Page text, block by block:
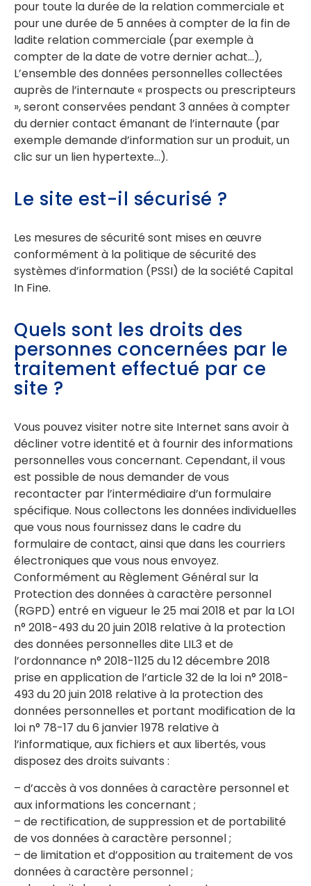
pour toute la durée de la relation commerciale et
pour une durée de 5 années à compter de la fin de
ladite relation commerciale (par exemple à
compter de la date de votre dernier achat…),
L’ensemble des données personnelles collectées
auprès de l’internaute « prospects ou prescripteurs
», seront conservées pendant 3 années à compter
du dernier contact émanant de l’internaute (par
exemple demande d’information sur un produit, un
clic sur un lien hypertexte…).
Le site est-il sécurisé ?
Les mesures de sécurité sont mises en œuvre
conformément à la politique de sécurité des
systèmes d’information (PSSI) de la société Capital
In Fine.
Quels sont les droits des
personnes concernées par le
traitement effectué par ce
site ?
Vous pouvez visiter notre site Internet sans avoir à
décliner votre identité et à fournir des informations
personnelles vous concernant. Cependant, il vous
est possible de nous demander de vous
recontacter par l’intermédiaire d’un formulaire
spécifique. Nous collectons les données individuelles
que vous nous fournissez dans le cadre du
formulaire de contact, ainsi que dans les courriers
électroniques que vous nous envoyez.
Conformément au Règlement Général sur la
Protection des données à caractère personnel
(RGPD) entré en vigueur le 25 mai 2018 et par la LOI
n° 2018-493 du 20 juin 2018 relative à la protection
des données personnelles dite LIL3 et de
l’ordonnance n° 2018-1125 du 12 décembre 2018
prise en application de l’article 32 de la loi n° 2018-
493 du 20 juin 2018 relative à la protection des
données personnelles et portant modification de la
loi n° 78-17 du 6 janvier 1978 relative à
l’informatique, aux fichiers et aux libertés, vous
disposez des droits suivants :
– d’accès à vos données à caractère personnel et
aux informations les concernant ;
– de rectification, de suppression et de portabilité
de vos données à caractère personnel ;
– de limitation et d’opposition au traitement de vos
données à caractère personnel ;